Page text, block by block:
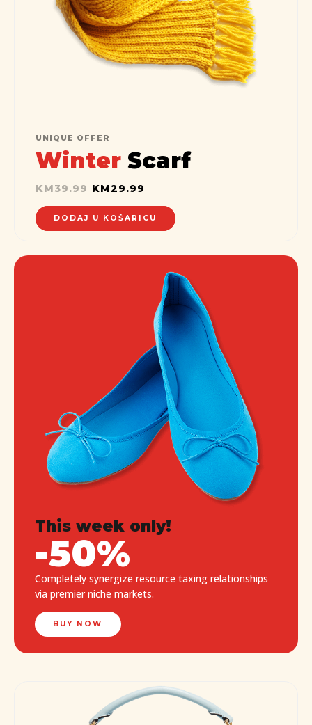
UNIQUE OFFER
Winter Scarf
KM39.99 KM29.99
DODAJ U KOŠARICU
This week only!
-50%
Completely synergize resource taxing relationships
via premier niche markets.
BUY NOW